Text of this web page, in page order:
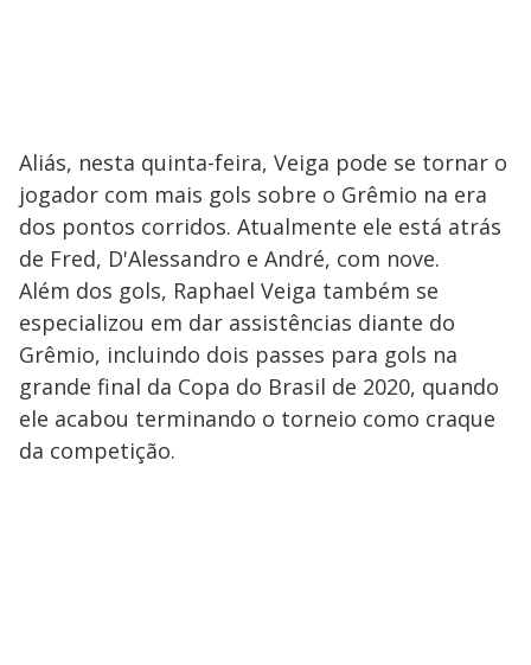
Aliás, nesta quinta-feira, Veiga pode se tornar o
jogador com mais gols sobre o Grêmio na era
dos pontos corridos. Atualmente ele está atrás
de Fred, D'Alessandro e André, com nove.
Além dos gols, Raphael Veiga também se
especializou em dar assistências diante do
Grêmio, incluindo dois passes para gols na
grande final da Copa do Brasil de 2020, quando
ele acabou terminando o torneio como craque
da competição.